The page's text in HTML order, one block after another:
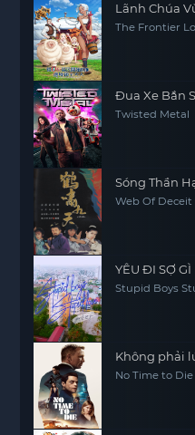
Lãnh Chúa
The Frontier
Đua Xe Bắn
Twisted Metal
Sóng Thần
Web Of Deceit
YÊU ĐI SỢ GÌ
Stupid Boys
Không phải
No Time to Die